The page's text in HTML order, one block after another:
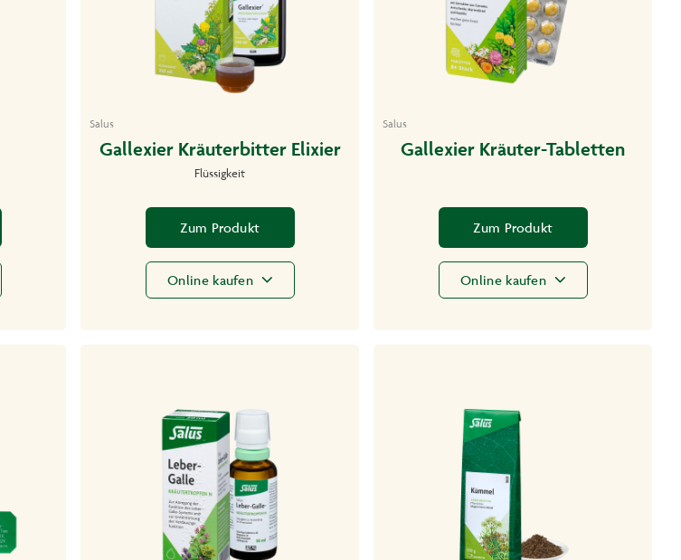
Salus
Gallexier Kräuterbitter Elixier
Flüssigkeit
Zum Produkt
Online kaufen
Salus
Gallexier Kräuter-Tabletten
Zum Produkt
Online kaufen